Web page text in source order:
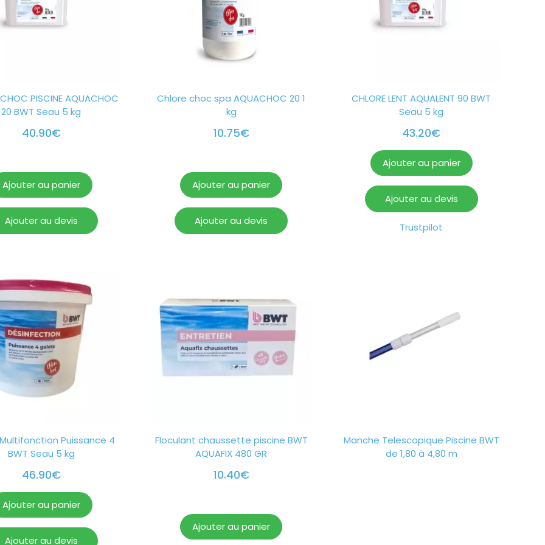
PISCINE AQUACHOC
20 BWT Seau 5 kg
40.90€
Ajouter au panier
Ajouter au devis
Chlore choc spa AQUACHOC 20 1
kg
10.75€
Ajouter au panier
Ajouter au devis
CHLORE LENT AQUALENT 90 BWT
Seau 5 kg
43.20€
Ajouter au panier
Ajouter au devis
Trustpilot
Puissance 4
BWT Seau 5 kg
46.90€
Ajouter au panier
Ajouter au devis
Floculant chaussette piscine BWT
AQUAFIX 480 GR
10.40€
Ajouter au panier
Manche Telescopique Piscine BWT
de 1,80 à 4,80 m